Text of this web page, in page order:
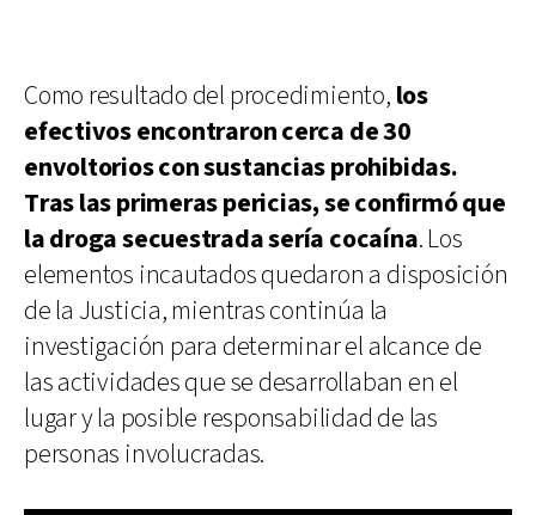
Como resultado del procedimiento, los
efectivos encontraron cerca de 30
envoltorios con sustancias prohibidas.
Tras las primeras pericias, se confirmó que
la droga secuestrada sería cocaína. Los
elementos incautados quedaron a disposición
de la Justicia, mientras continúa la
investigación para determinar el alcance de
las actividades que se desarrollaban en el
lugar y la posible responsabilidad de las
personas involucradas.